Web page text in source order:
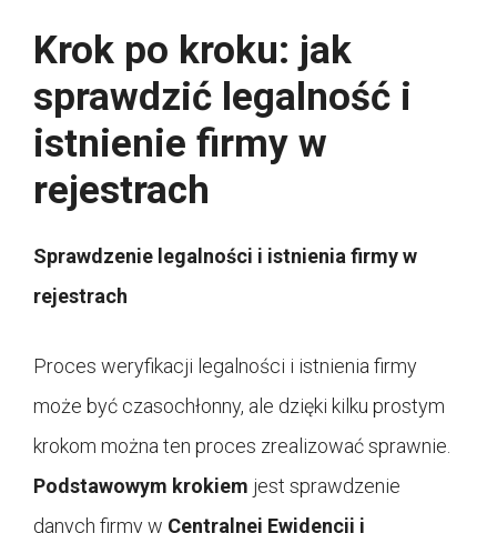
Krok po kroku: jak
sprawdzić legalność i
istnienie firmy w
rejestrach
Sprawdzenie legalności i istnienia firmy w
rejestrach
Proces weryfikacji legalności i istnienia firmy
może być czasochłonny, ale dzięki kilku prostym
krokom można ten proces zrealizować sprawnie.
Podstawowym krokiem jest sprawdzenie
danych firmy w Centralnej Ewidencji i